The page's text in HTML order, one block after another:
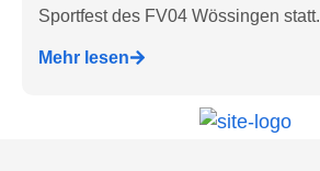
Sportfest des FV04 Wössingen statt.
Mehr lesen